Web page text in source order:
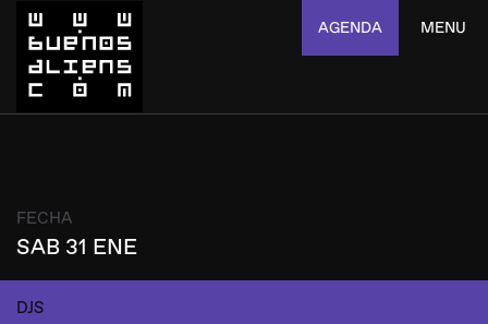
AGENDA MENU
FECHA
SAB 31 ENE
DJS